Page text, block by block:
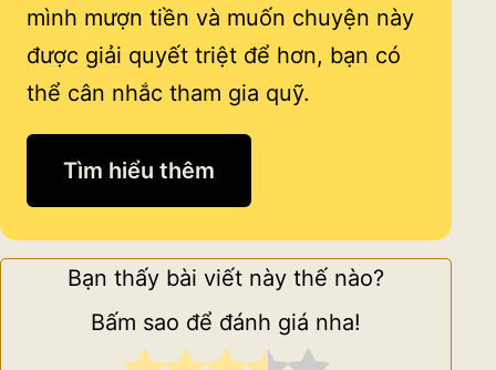
mình mượn tiền và muốn chuyện này
được giải quyết triệt để hơn, bạn có
thể cân nhắc tham gia quỹ.
Tìm hiểu thêm
Bạn thấy bài viết này thế nào?
Bấm sao để đánh giá nha!